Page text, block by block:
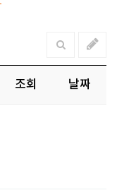
조회 날짜